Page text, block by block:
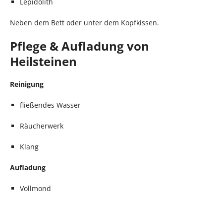
Neben dem Bett oder unter dem Kopfkissen.
Pflege & Aufladung von
Heilsteinen
Reinigung
fließendes Wasser
Räucherwerk
Klang
Aufladung
Vollmond